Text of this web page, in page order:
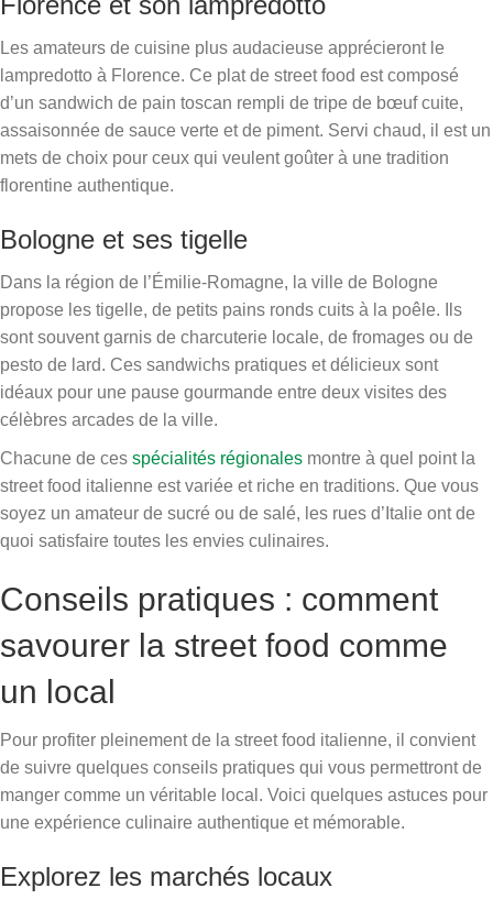
Les amateurs de cuisine plus audacieuse apprécieront le
lampredotto à Florence. Ce plat de street food est composé
d’un sandwich de pain toscan rempli de tripe de bœuf cuite,
assaisonnée de sauce verte et de piment. Servi chaud, il est un
mets de choix pour ceux qui veulent goûter à une tradition
florentine authentique.
Bologne et ses tigelle
Dans la région de l’Émilie-Romagne, la ville de Bologne
propose les tigelle, de petits pains ronds cuits à la poêle. Ils
sont souvent garnis de charcuterie locale, de fromages ou de
pesto de lard. Ces sandwichs pratiques et délicieux sont
idéaux pour une pause gourmande entre deux visites des
célèbres arcades de la ville.
Chacune de ces spécialités régionales montre à quel point la
street food italienne est variée et riche en traditions. Que vous
soyez un amateur de sucré ou de salé, les rues d’Italie ont de
quoi satisfaire toutes les envies culinaires.
Conseils pratiques : comment
savourer la street food comme
un local
Pour profiter pleinement de la street food italienne, il convient
de suivre quelques conseils pratiques qui vous permettront de
manger comme un véritable local. Voici quelques astuces pour
une expérience culinaire authentique et mémorable.
Explorez les marchés locaux